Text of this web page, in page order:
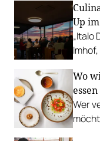
Up
„Italo
Wo
essen
Wer